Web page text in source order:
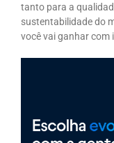
tanto para a
sustentabilidade do
você vai ganhar com